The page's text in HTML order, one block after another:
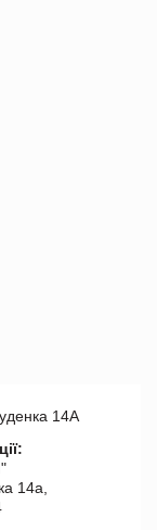
14А
14а,